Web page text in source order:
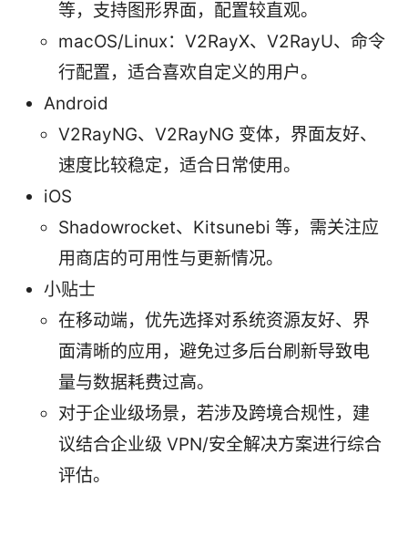
等，支持图形界面，配置较直观。
macOS/Linux：V2RayX、V2RayU、命令
行配置，适合喜欢自定义的用户。
Android
V2RayNG、V2RayNG 变体，界面友好、
速度比较稳定，适合日常使用。
iOS
Shadowrocket、Kitsunebi 等，需关注应
用商店的可用性与更新情况。
小贴士
在移动端，优先选择对系统资源友好、界
面清晰的应用，避免过多后台刷新导致电
量与数据耗费过高。
对于企业级场景，若涉及跨境合规性，建
议结合企业级 VPN/安全解决方案进行综合
评估。